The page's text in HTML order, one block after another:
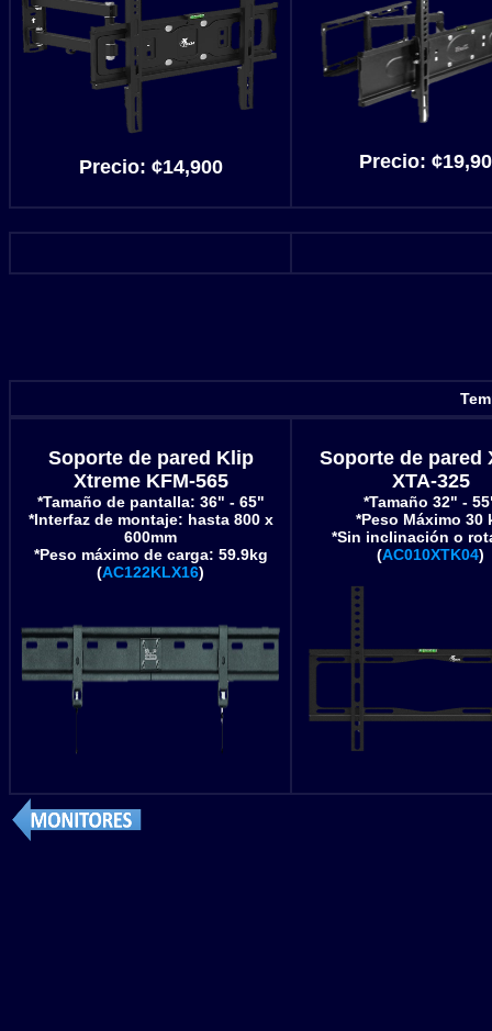
Precio: ¢14,900 Precio:
Soporte de pared Klip
Xtreme KFM-565
*Tamaño de pantalla: 36" - 65"
*Interfaz de montaje: hasta 800 x
600mm
*Peso máximo de carga: 59.9kg
(AC122KLX16)
Soporte de pared
XTA-325
*Tamaño 32" -
*Peso Máximo 30
*Sin inclinación o
(AC010XTK04)